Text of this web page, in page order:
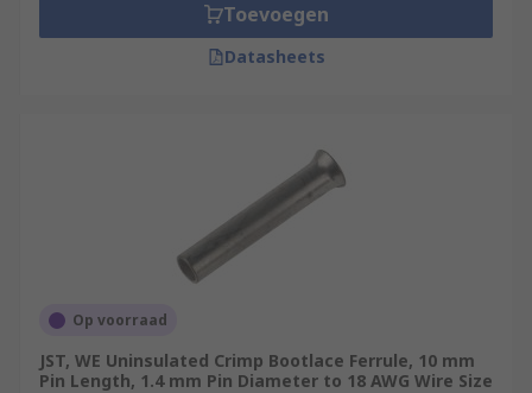
Toevoegen
Datasheets
Op voorraad
JST, WE Uninsulated Crimp Bootlace Ferrule, 10 mm
Pin Length, 1.4 mm Pin Diameter to 18 AWG Wire Size